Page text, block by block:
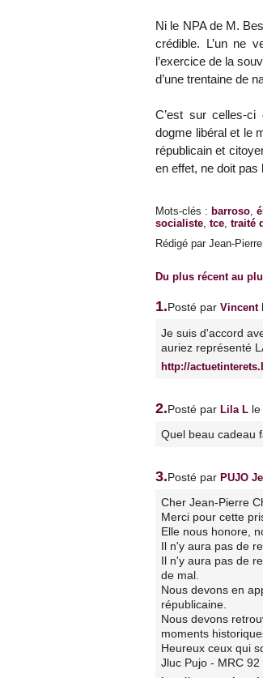
Ni le NPA de M.
crédible. L’un ne
l’exercice de la
d’une trentaine de
C’est sur celles-ci
dogme libéral et le
républicain et
en effet, ne doit pas
Mots-clés : barroso,
socialiste, tce, traité
Rédigé par Jean-
Du plus récent au
1.Posté par Vincent
Je suis d'accord
auriez représenté
http://
2.Posté par Lila L
Quel beau cadeau
3.Posté par PUJO
Cher Jean-Pierre
Merci pour cette
Elle nous honore,
Il n'y aura pas de
Il n'y aura pas de
de mal.
Nous devons en
républicaine.
Nous devons
moments
Heureux ceux qui
Jluc Pujo - MRC 92